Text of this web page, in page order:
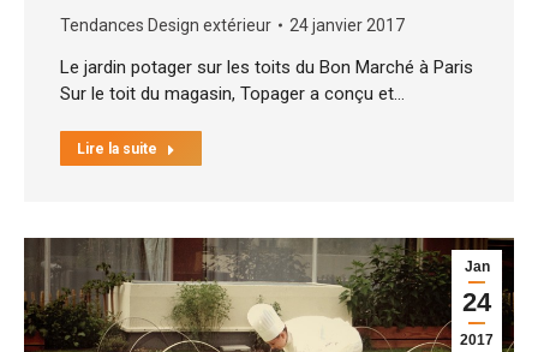
Tendances Design extérieur 24 janvier 2017
Le jardin potager sur les toits du Bon Marché à Paris
Sur le toit du magasin, Topager a conçu et…
Lire la suite
Jan
24
2017